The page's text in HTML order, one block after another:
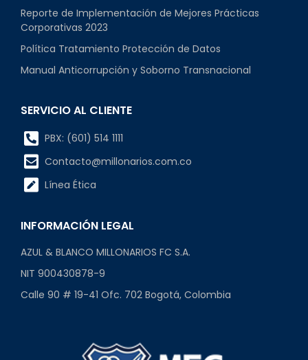
Reporte de Implementación de Mejores Prácticas
Corporativas 2023
Política Tratamiento Protección de Datos
Manual Anticorrupción y Soborno Transnacional
SERVICIO AL CLIENTE
PBX: (601) 514 1111
Contacto@millonarios.com.co
Línea Ética
INFORMACIÓN LEGAL
AZUL & BLANCO MILLONARIOS FC S.A.
NIT 900430878-9
Calle 90 # 19-41 Ofc. 702 Bogotá, Colombia